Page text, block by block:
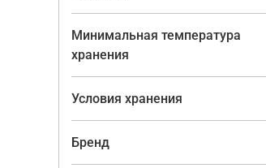
Минимальная температура
хранения
Условия хранения
Бренд